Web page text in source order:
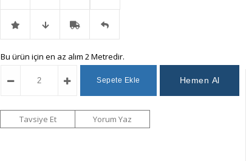
Telefonla
Sipariş
Favorilere
Ekle
İstek
Listeme
Ekle
Karşılaştır
İndirimli Fiyat
Düşünce
Haber
Kargo
Bedava
Gelince
Haber
Ver
Bu ürün için en az alım 2 Metredir.
Tavsiye Et Yorum Yaz